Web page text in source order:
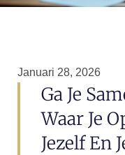
Januari 28, 2026
Ga Je
Waar Je
Jezelf En